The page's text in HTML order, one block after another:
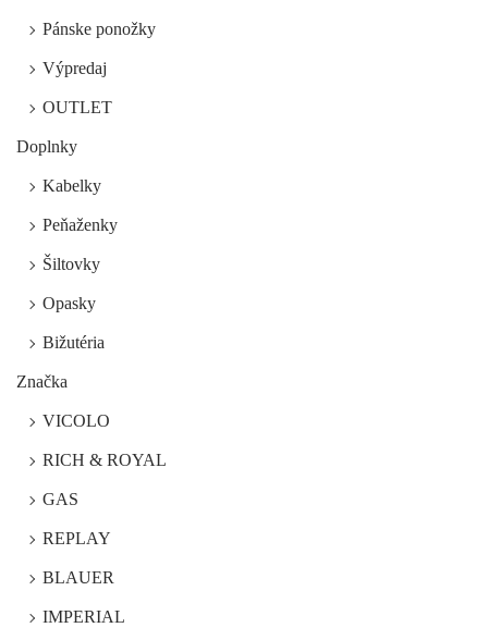
Pánske ponožky
Výpredaj
OUTLET
Doplnky
Kabelky
Peňaženky
Šiltovky
Opasky
Bižutéria
Značka
VICOLO
RICH & ROYAL
GAS
REPLAY
BLAUER
IMPERIAL